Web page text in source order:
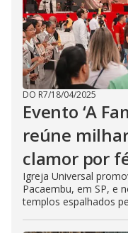
DO R7/18/04/2025
Evento ‘A
reúne
clamor por
Igreja Universal
Pacaembu, em SP, e
templos espalhados